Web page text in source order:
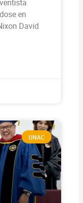
en
David
UNAC